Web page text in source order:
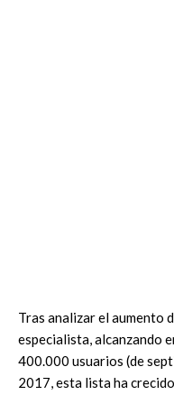
Tras analizar el aumento
especialista, alcanzando
400.000 usuarios (de
2017, esta lista ha